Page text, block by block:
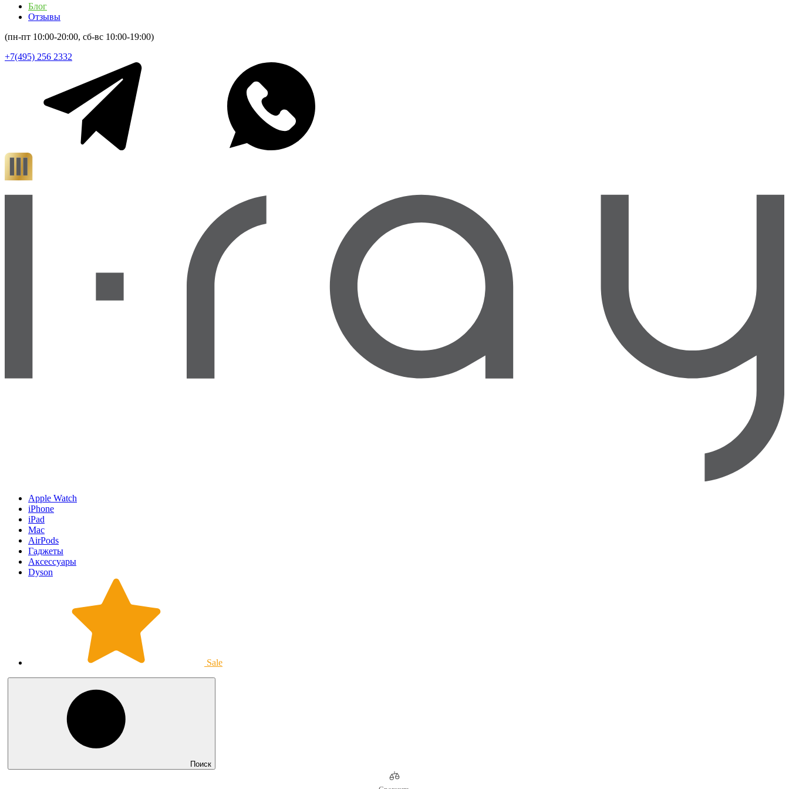
Блог
Отзывы
(пн-пт 10:00-20:00, сб-вс 10:00-19:00)
+7(495) 256 2332
Apple Watch
iPhone
iPad
Mac
AirPods
Гаджеты
Аксессуары
Dyson
Sale
Поиск